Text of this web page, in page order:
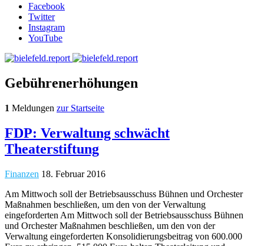
Facebook
Twitter
Instagram
YouTube
Gebührenerhöhungen
1 Meldungen zur Startseite
FDP: Verwaltung schwächt
Theaterstiftung
Finanzen 18. Februar 2016
Am Mittwoch soll der Betriebsausschuss Bühnen und Orchester
Maßnahmen beschließen, um den von der Verwaltung
eingeforderten Am Mittwoch soll der Betriebsausschuss Bühnen
und Orchester Maßnahmen beschließen, um den von der
Verwaltung eingeforderten Konsolidierungsbeitrag von 600.000